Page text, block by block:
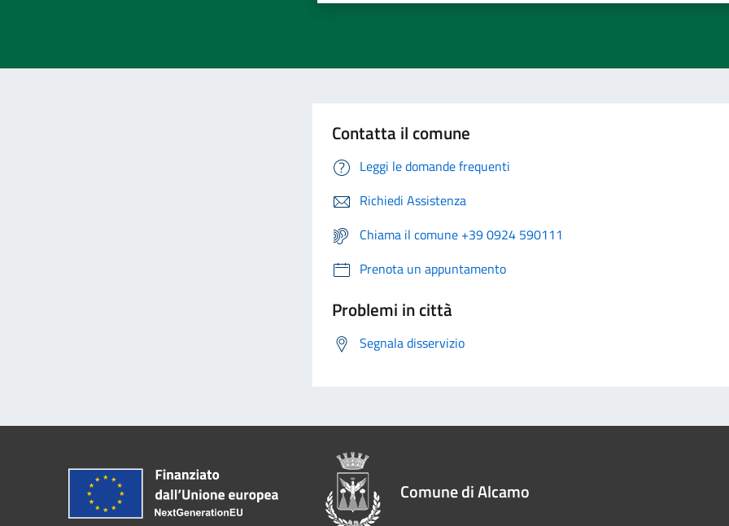
Contatta il comune
Leggi le domande frequenti
Richiedi Assistenza
Chiama il comune +39 0924 590111
Prenota un appuntamento
Problemi in città
Segnala disservizio
Comune di Alcamo